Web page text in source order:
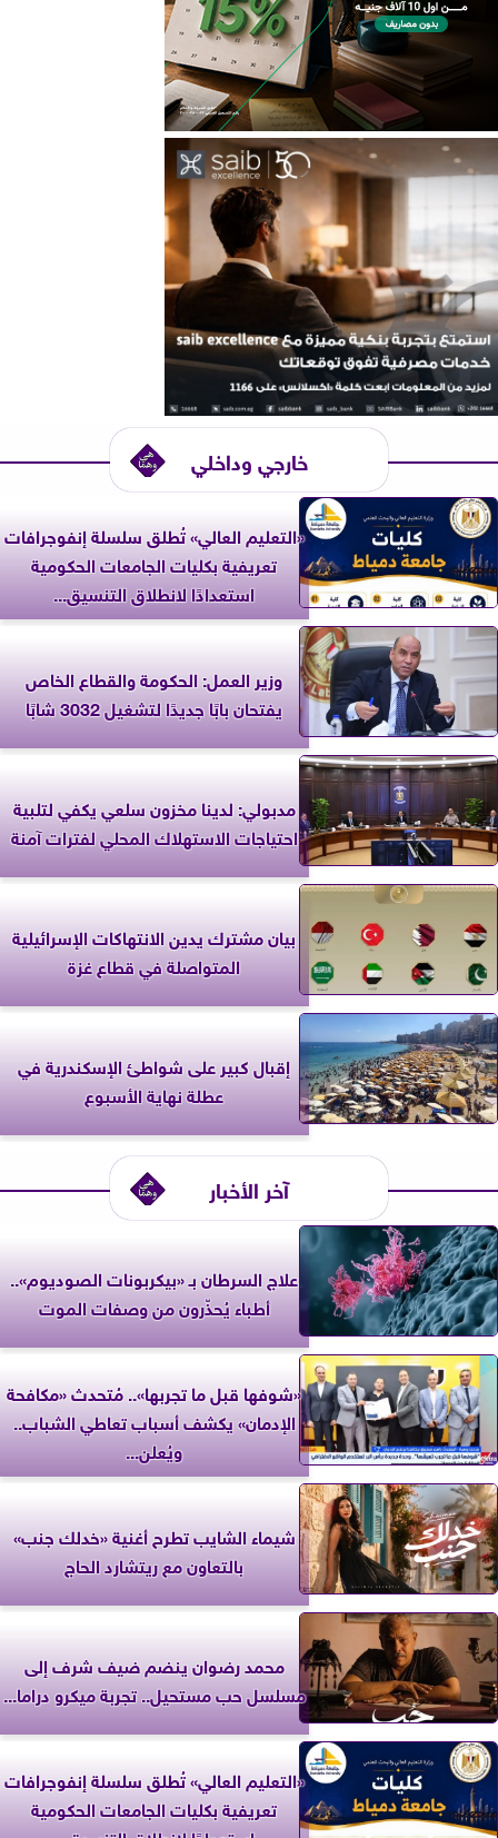
خارجي وداخلي
«التعليم العالي» تُطلق سلسلة إنفوجرافات
تعريفية بكليات الجامعات الحكومية
استعدادًا لانطلاق التنسيق...
وزير العمل: الحكومة والقطاع الخاص
يفتحان بابًا جديدًا لتشغيل 3032 شابًا
مدبولي: لدينا مخزون سلعي يكفي لتلبية
احتياجات الاستهلاك المحلي لفترات آمنة
بيان مشترك يدين الانتهاكات الإسرائيلية
المتواصلة في قطاع غزة
إقبال كبير على شواطئ الإسكندرية في
عطلة نهاية الأسبوع
آخر الأخبار
علاج السرطان بـ «بيكربونات الصوديوم»..
أطباء يُحذّرون من وصفات الموت
«شوفها قبل ما تجربها».. مُتحدث «مكافحة
الإدمان» يكشف أسباب تعاطي الشباب..
ويُعلن...
شيماء الشايب تطرح أغنية «خدلك جنب»
بالتعاون مع ريتشارد الحاج
محمد رضوان ينضم ضيف شرف إلى
مسلسل حب مستحيل.. تجربة ميكرو دراما...
«التعليم العالي» تُطلق سلسلة إنفوجرافات
تعريفية بكليات الجامعات الحكومية